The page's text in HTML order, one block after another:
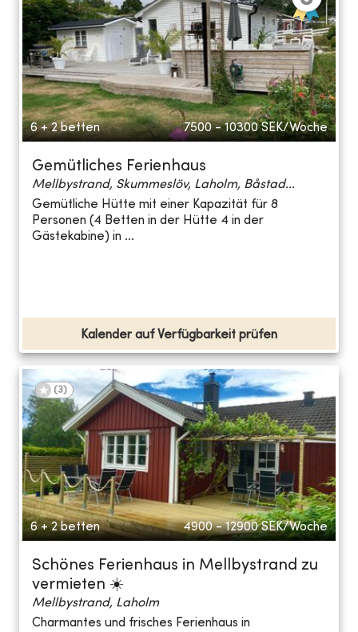
6 + 2 betten 7500 - 10300 SEK/Woche
Gemütliches Ferienhaus
Mellbystrand, Skummeslöv, Laholm, Båstad...
Gemütliche Hütte mit einer Kapazität für 8
Personen (4 Betten in der Hütte 4 in der
Gästekabine) in ...
Kalender auf Verfügbarkeit prüfen
(3)
6 + 2 betten 4900 - 12900 SEK/Woche
Schönes Ferienhaus in Mellbystrand zu
vermieten ☀️
Mellbystrand, Laholm
Charmantes und frisches Ferienhaus in